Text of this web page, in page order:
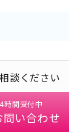
談ください
時間受付中
問い合わせ